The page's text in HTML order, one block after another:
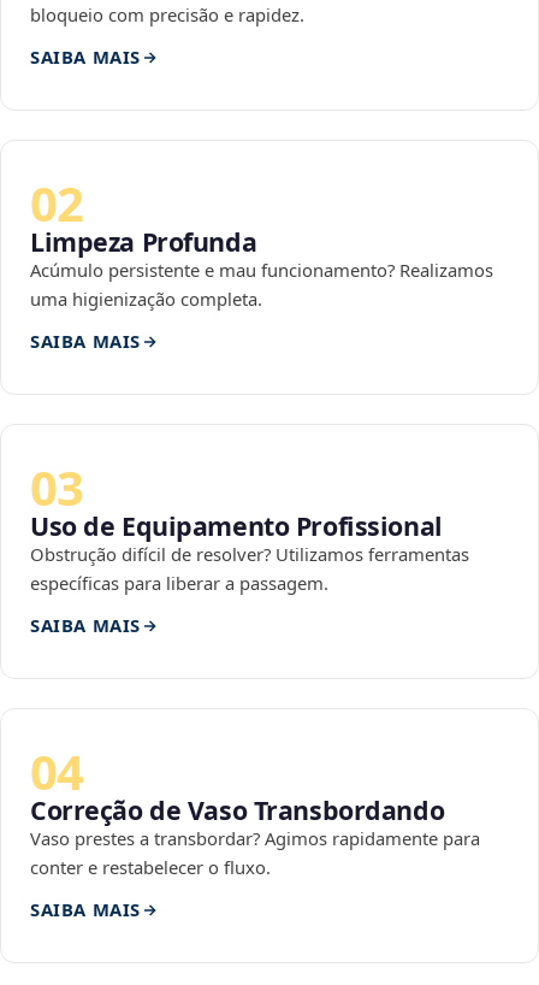
bloqueio com precisão e rapidez.
SAIBA MAIS
02
Limpeza Profunda
Acúmulo persistente e mau funcionamento? Realizamos
uma higienização completa.
SAIBA MAIS
03
Uso de Equipamento Profissional
Obstrução difícil de resolver? Utilizamos ferramentas
específicas para liberar a passagem.
SAIBA MAIS
04
Correção de Vaso Transbordando
Vaso prestes a transbordar? Agimos rapidamente para
conter e restabelecer o fluxo.
SAIBA MAIS